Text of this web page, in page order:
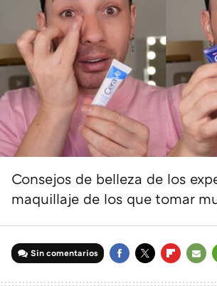
Consejos de belleza de los
maquillaje de los que tomar
Sin comentarios